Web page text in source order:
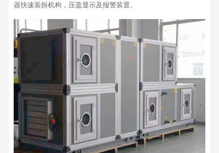
器快速装拆机构，压盖显示及报警装置。